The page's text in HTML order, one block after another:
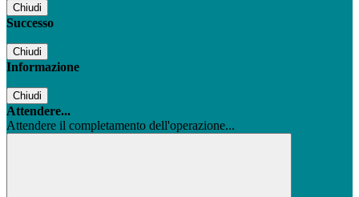
Chiudi
Successo
Chiudi
Informazione
Chiudi
Attendere...
Attendere il completamento dell'operazione...